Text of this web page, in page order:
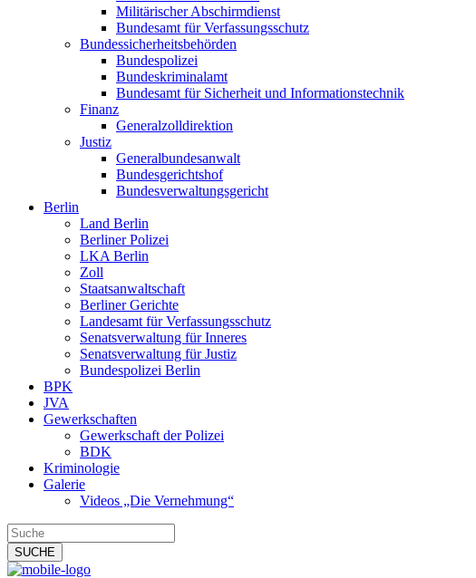
Militärischer Abschirmdienst
Bundesamt für Verfassungsschutz
Bundessicherheitsbehörden
Bundespolizei
Bundeskriminalamt
Bundesamt für Sicherheit und Informationstechnik
Finanz
Generalzolldirektion
Justiz
Generalbundesanwalt
Bundesgerichtshof
Bundesverwaltungsgericht
Berlin
Land Berlin
Berliner Polizei
LKA Berlin
Zoll
Staatsanwaltschaft
Berliner Gerichte
Landesamt für Verfassungsschutz
Senatsverwaltung für Inneres
Senatsverwaltung für Justiz
Bundespolizei Berlin
BPK
JVA
Gewerkschaften
Gewerkschaft der Polizei
BDK
Kriminologie
Galerie
Videos „Die Vernehmung“